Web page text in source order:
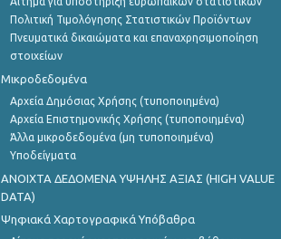
Πολιτική Τιμολόγησης Στατιστικών Προϊόντων
Πνευματικά δικαιώματα και επαναχρησιμοποίηση
στοιχείων
Μικροδεδομένα
Αρχεία Δημόσιας Χρήσης (τυποποιημένα)
Αρχεία Επιστημονικής Χρήσης (τυποποιημένα)
Άλλα μικροδεδομένα (μη τυποποιημένα)
Υποδείγματα
ANOIXTA ΔΕΔΟΜΕΝΑ ΥΨΗΛΗΣ ΑΞΙΑΣ (HIGH VALUE
DATA)
Ψηφιακά Χαρτογραφικά Υπόβαθρα